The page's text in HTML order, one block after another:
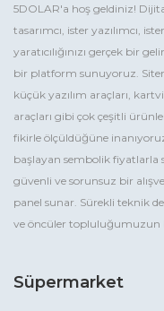
5DOLAR'a hoş geldiniz!
tasarımcı, ister yazılımcı,
yaratıcılığınızı gerçek bir
bir platform sunuyoruz.
küçük yazılım araçları,
araçları gibi çok çeşitli
fikirle ölçüldüğüne
başlayan sembolik fiyatlarla
güvenli ve sorunsuz bir
panel sunar. Sürekli teknik
ve öncüler topluluğumuzun
Süpermarket